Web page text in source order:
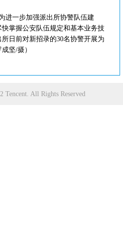
进一步加强派出所协警队伍建
掌握公安队伍规定和基本业务技
日前对新招录的30名协警开展为
坚/摄）
Tencent. All Rights Reserved